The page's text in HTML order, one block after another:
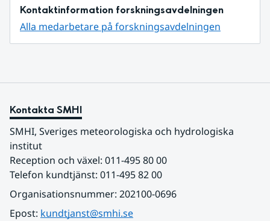
Kontaktinformation forskningsavdelningen
Alla medarbetare på forskningsavdelningen
Kontakta SMHI
SMHI, Sveriges meteorologiska och hydrologiska
institut
Reception och växel: 011-495 80 00
Telefon kundtjänst: 011-495 82 00
Organisationsnummer: 202100-0696
Epost: kundtjanst@smhi.se